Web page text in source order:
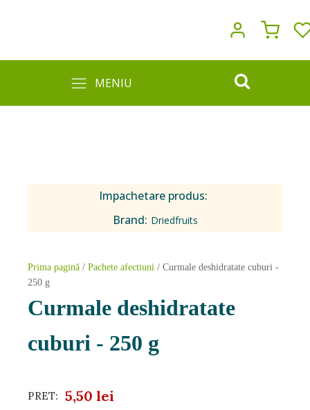
MENIU
Impachetare produs:
Brand: Driedfruits
Prima pagină / Pachete afectiuni / Curmale deshidratate cuburi -
250 g
Curmale deshidratate
cuburi - 250 g
PRET: 5,50 lei